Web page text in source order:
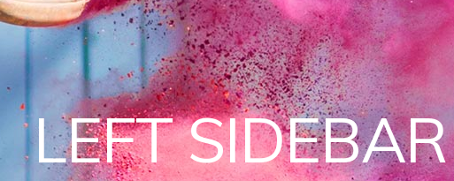
LEFT SIDEBAR